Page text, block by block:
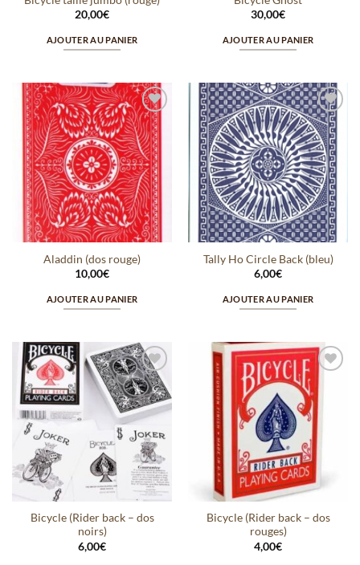
20,00€
AJOUTER AU PANIER
30,00€
AJOUTER AU PANIER
Ajouter
à la
wishlist
Aladdin (dos rouge)
10,00€
AJOUTER AU PANIER
Ajouter
à la
wishlist
Tally Ho Circle Back (bleu)
6,00€
AJOUTER AU PANIER
Ajouter
à la
wishlist
Bicycle (Rider back – dos
noirs)
6,00€
Ajouter
wishlist
Bicycle (Rider back – dos
rouges)
4,00€